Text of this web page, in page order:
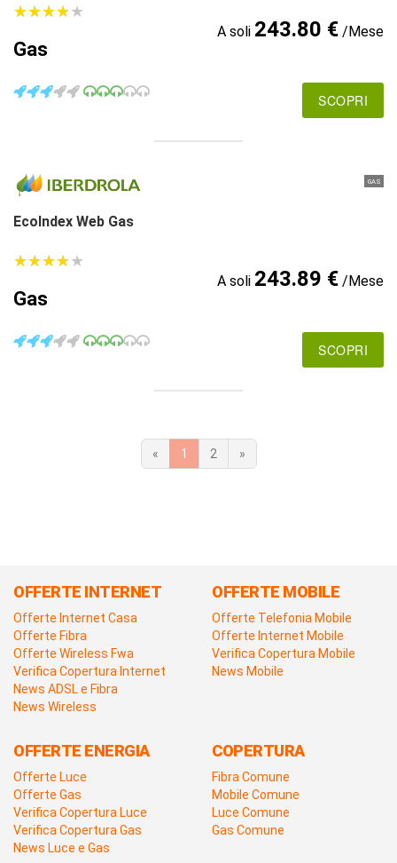
★★★★★
★★★★★
Gas
A soli 243.80 €/Mese
SCOPRI
GAS
EcoIndex Web Gas
★★★★★
★★★★★
Gas
A soli 243.89 €/Mese
SCOPRI
« 1 2 »
OFFERTE INTERNET
Offerte Internet Casa
Offerte Fibra
Offerte Wireless Fwa
Verifica Copertura Internet
News ADSL e Fibra
News Wireless
OFFERTE MOBILE
Offerte Telefonia Mobile
Offerte Internet Mobile
Verifica Copertura Mobile
News Mobile
OFFERTE ENERGIA
Offerte Luce
Offerte Gas
Verifica Copertura Luce
Verifica Copertura Gas
News Luce e Gas
COPERTURA
Fibra Comune
Mobile Comune
Luce Comune
Gas Comune